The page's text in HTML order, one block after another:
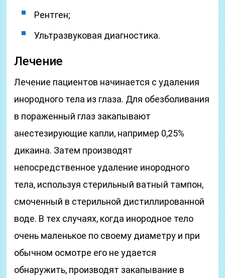
Рентген;
Ультразвуковая диагностика.
Лечение
Лечение пациентов начинается с удаления
инородного тела из глаза. Для обезболивания
в пораженный глаз закапывают
анестезирующие капли, например 0,25%
дикаина. Затем производят
непосредственное удаление инородного
тела, используя стерильный ватный тампон,
смоченный в стерильной дистиллированной
воде. В тех случаях, когда инородное тело
очень маленькое по своему диаметру и при
обычном осмотре его не удается
обнаружить, производят закапывание в